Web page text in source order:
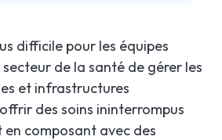
difficile pour les équipes
de la santé de gérer les
et infrastructures
des soins ininterrompus
composant avec des